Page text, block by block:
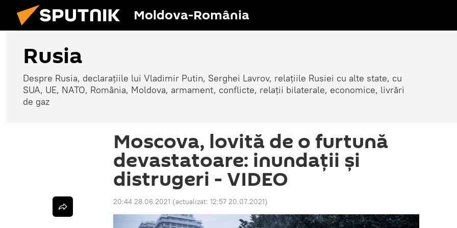
Moldova-România
Rusia
Despre Rusia, declarațiile lui Vladimir Putin, Serghei Lavrov, relațiile Rusiei cu alte state, cu
SUA, UE, NATO, România, Moldova, armament, conflicte, relații bilaterale, economice, livrări
de gaz
Moscova, lovită de o furtună
devastatoare: inundaţii şi
distrugeri - VIDEO
20:44 28.06.2021 (actualizat: 12:57 20.07.2021)